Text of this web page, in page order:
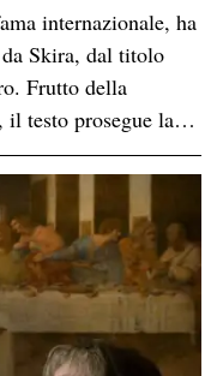
internazionale, ha
Skira, dal titolo
Frutto della
il testo prosegue la…